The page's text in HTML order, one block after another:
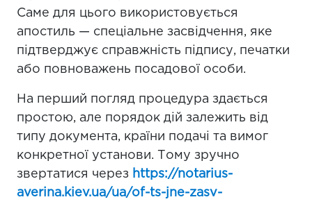
Саме для цього використовується
апостиль — спеціальне засвідчення, яке
підтверджує справжність підпису, печатки
або повноважень посадової особи.
На перший погляд процедура здається
простою, але порядок дій залежить від
типу документа, країни подачі та вимог
конкретної установи. Тому зручно
звертатися через https://notarius-
averina.kiev.ua/ua/of-ts-jne-zasv-